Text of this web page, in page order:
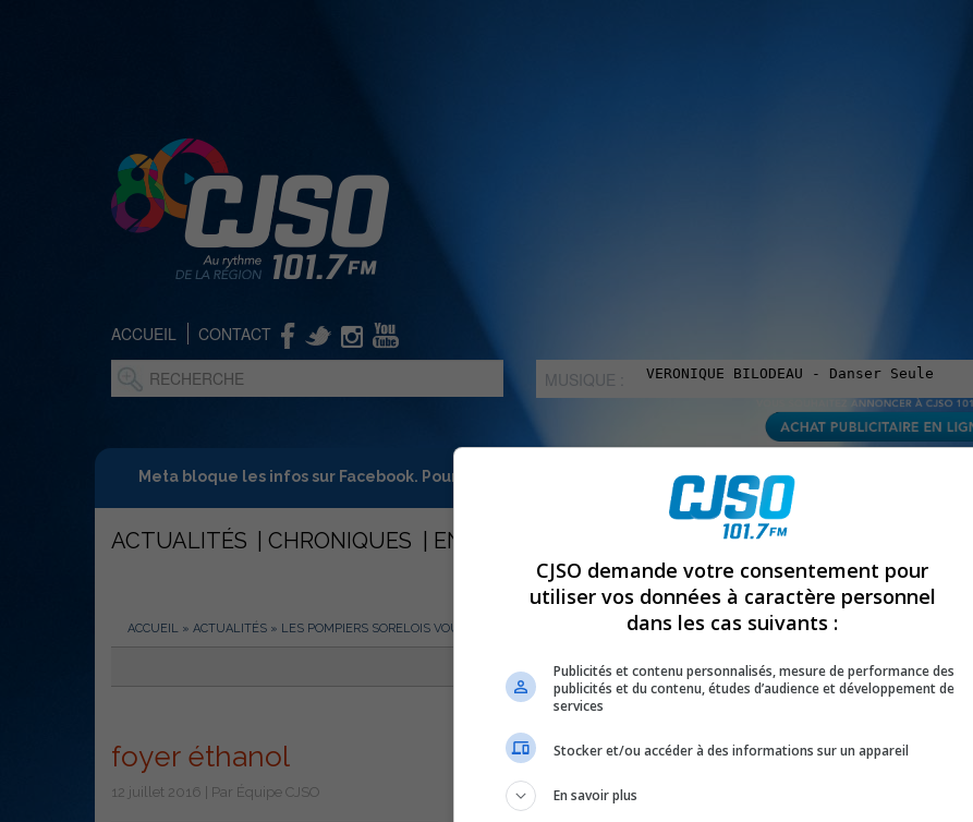
ACCUEIL CONTACT
MUSIQUE :
Meta bloque les infos sur Facebook. Pour ne rien manquer à Sorel-Tracy et la région, abonne-toi à notre
ACTUALITÉS CHRONIQUES ENTREVUES ÉMISSIONS
ACCUEIL » ACTUALITÉS » LES POMPIERS SORELOIS VOUS INVITENT À LA PRUDENCE AVEC LES FOYERS À L’ÉTHANOL» FOYER ÉTHANOL
PARTAGEZ
foyer éthanol
12 juillet 2016 | Par Équipe CJSO
CJSO demande votre consentement pour
utiliser vos données à caractère personnel
dans les cas suivants :
Publicités et contenu personnalisés, mesure de performance des
publicités et du contenu, études d’audience et développement de
services
Stocker et/ou accéder à des informations sur un appareil
En savoir plus